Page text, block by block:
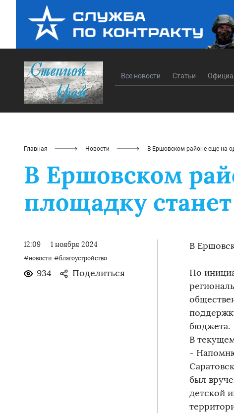
Все новости Статьи
Главная Новости В Ершовском районе еще на
В Ершовском
площадку
12:09 1 ноября 2024
#новости #благоустройство
934 Поделиться
В
По
бюджета.
В
-
был
детской